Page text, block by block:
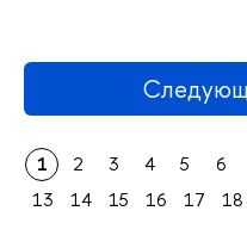
1 2 3 4 5 6
13
14 15 16 17 18